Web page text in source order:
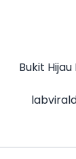
Bukit